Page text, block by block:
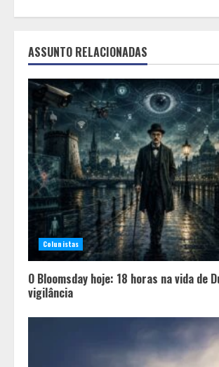
ASSUNTO RELACIONADAS
Colunistas
O Bloomsday hoje: 18 horas na vida de
vigilância